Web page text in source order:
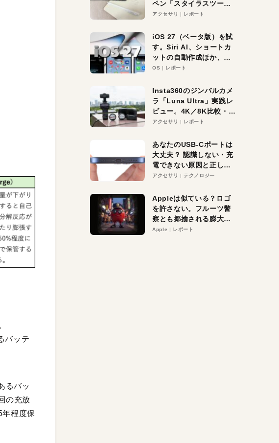
バッテ
るバッ
の充放
程度保
ペン「スタイラスツーウ
ェイ」レビュー。持ち替
アクセサリ レポート
iOS 27（ベータ版）を試
す。Siri AI、ショートカ
ットの自動作成ほか、期
待大の便利機能5選。
る未来はすぐそこ！
OS レポート
Insta360のジンバルカメ
ラ「Luna Ultra」実践レ
ビュー。4K／8K比較・ズ
ーム・夜間撮影をチェッ
アクセサリ レポート
あなたのUSB-Cポートは
大丈夫？ 認識しない・充
電できない原因と正しい
対策
アクセサリ テクノロジー
Appleは似ている？ロゴ
を許さない。フルーツ警
察とも揶揄される膨大な
異議申し立て。対象は非
Apple レポート